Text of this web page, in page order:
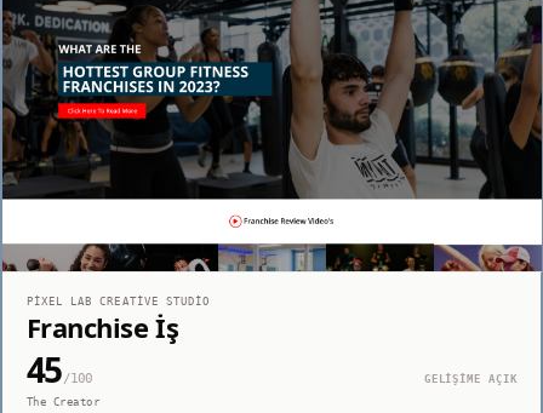
PIXEL LAB CREATIVE STUDIO
Franchise İş
45/100
GELİŞİME AÇIK
The Creator